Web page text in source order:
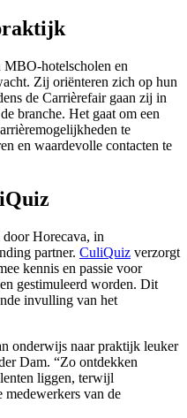
hotelscholen en
Zij oriënteren zich op hun
de Carrièrefair gaan zij in
branche. Het gaat om een
te
en waardevolle contacten te
Horecava, in
partner. CuliQuiz verzorgt
kennis en passie voor
gestimuleerd worden. Dit
invulling van het
onderwijs naar praktijk leuker
Dam. “Zo ontdekken
liggen, terwijl
medewerkers van de